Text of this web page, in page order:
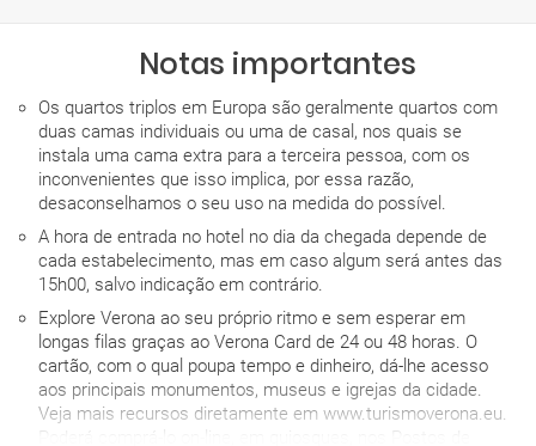
Notas importantes
Os quartos triplos em Europa são geralmente quartos com
duas camas individuais ou uma de casal, nos quais se
instala uma cama extra para a terceira pessoa, com os
inconvenientes que isso implica, por essa razão,
desaconselhamos o seu uso na medida do possível.
A hora de entrada no hotel no dia da chegada depende de
cada estabelecimento, mas em caso algum será antes das
15h00, salvo indicação em contrário.
Explore Verona ao seu próprio ritmo e sem esperar em
longas filas graças ao Verona Card de 24 ou 48 horas. O
cartão, com o qual poupa tempo e dinheiro, dá-lhe acesso
aos principais monumentos, museus e igrejas da cidade.
Veja mais recursos diretamente em www.turismoverona.eu.
Poderá comprá-lo on-line, em quiosques, nos Postos de